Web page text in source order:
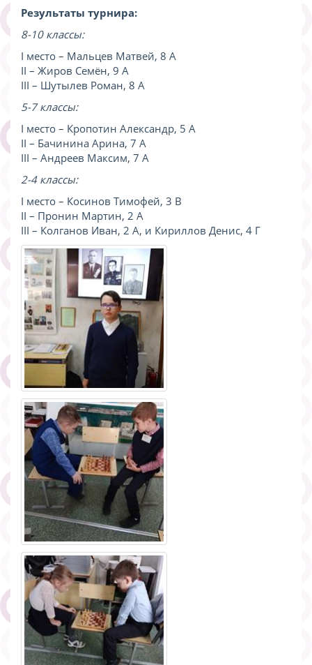
Результаты турнира:
8-10 классы:
I место – Мальцев Матвей, 8 А
II – Жиров Семён, 9 А
III – Шутылев Роман, 8 А
5-7 классы:
I место – Кропотин Александр, 5 А
II – Бачинина Арина, 7 А
III – Андреев Максим, 7 А
2-4 классы:
I место – Косинов Тимофей, 3 В
II – Пронин Мартин, 2 А
III – Колганов Иван, 2 А, и Кириллов Денис, 4 Г